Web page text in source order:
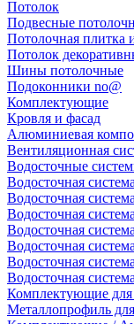
Потолок
Подвесные
Потолочная плитка
Потолок
Шины потолочные
Подоконники no@
Комплектующие
Кровля и фасад
Алюминиевая
Вентиляционная
Водосточные
Водосточная
Водосточная
Водосточная
Водосточная
Водосточная
Водосточная
Водосточная
Комплектующие для
Металлопрофиль